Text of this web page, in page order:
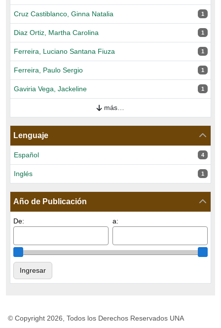
Cruz Castiblanco, Ginna Natalia 1
1
Diaz Ortiz, Martha Carolina 1
1
Ferreira, Luciano Santana Fiuza 1
1
Ferreira, Paulo Sergio 1
1
Gaviria Vega, Jackeline 1
1
más…
Lenguaje
Español 4
4
Inglés 1
1
Año de Publicación
De: a:
© Copyright 2026, Todos los Derechos Reservados UNA